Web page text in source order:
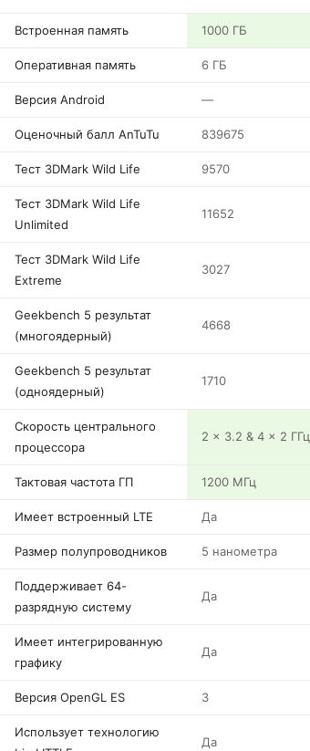
Встроенная память 1000 ГБ
Оперативная память 6 ГБ
Версия Android —
Оценочный балл AnTuTu 839675
Тест 3DMark Wild Life 9570
Тест 3DMark Wild Life
Unlimited
11652
Тест 3DMark Wild Life
Extreme
3027
Geekbench 5 результат
(многоядерный)
4668
Geekbench 5 результат
(одноядерный)
1710
Скорость центрального
процессора
2 x 3.2 & 4 x 2 ГГц
Тактовая частота ГП 1200 МГц
Имеет встроенный LTE Да
Размер полупроводников 5 нанометра
Поддерживает 64-
разрядную систему
Да
Имеет интегрированную
графику
Да
Версия OpenGL ES 3
Использует технологию
Да